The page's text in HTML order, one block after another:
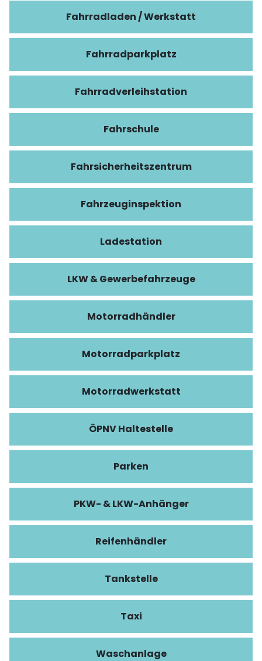
Fahrradladen / Werkstatt
Fahrradparkplatz
Fahrradverleihstation
Fahrschule
Fahrsicherheitszentrum
Fahrzeuginspektion
Ladestation
LKW & Gewerbefahrzeuge
Motorradhändler
Motorradparkplatz
Motorradwerkstatt
ÖPNV Haltestelle
Parken
PKW- & LKW-Anhänger
Reifenhändler
Tankstelle
Taxi
Waschanlage